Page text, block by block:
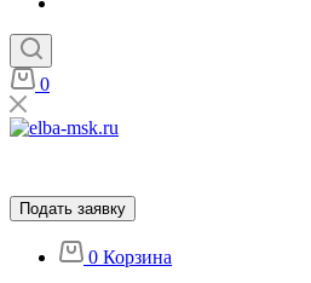
0
Подать заявку
0 Корзина